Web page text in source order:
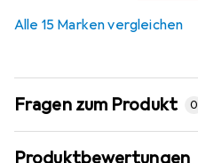
Alle 15 Marken vergleichen
Fragen zum Produkt 0
Produktbewertungen